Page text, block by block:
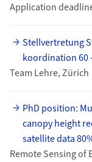
Application
Stellvertretung
koordination 60
Team Lehre, Zürich
PhD position:
canopy height
satellite data
Remote Sensing of